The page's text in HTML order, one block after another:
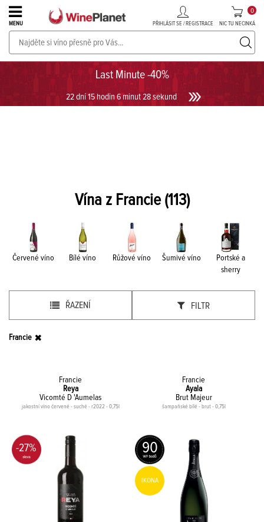
Last Minute -40%
22 dní 15 hodin 6 minut 27 sekund
MENU PŘIHLÁSIT SE / REGISTRACE NIC TU NECINKÁ
0
PROSECCO v akci až do -30%!UKÁZAT PROSECCO
Vína z Francie(113)
Červené víno Bílé víno Růžové víno Šumivé víno
Portské a
sherry
ŘAZENÍ FILTR
Francie
Francie
Reya
Vicomté D 'Aumelas
jakostní víno červené - suché - r2022 - 0,75l
-27%
Francie
Ayala
Brut Majeur
šampaňské bílé - brut - 0,75l
90
IKONA